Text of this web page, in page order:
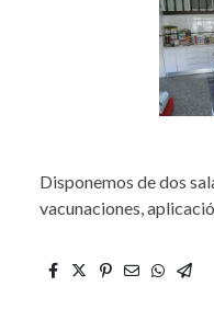
Disponemos de dos
vacunaciones,